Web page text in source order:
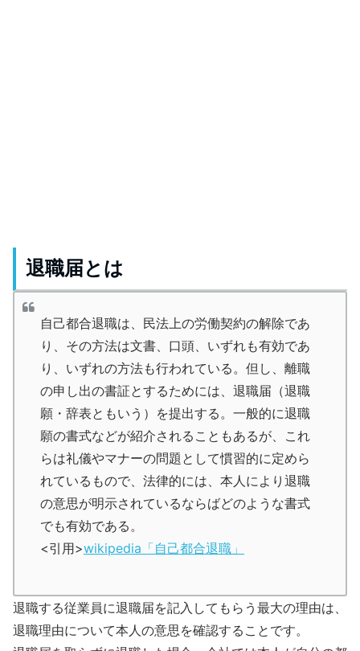
退職届とは
自己都合退職は、民法上の労働契約の解除であ
り、その方法は文書、口頭、いずれも有効であ
り、いずれの方法も行われている。但し、離職
の申し出の書証とするためには、退職届（退職
願・辞表ともいう）を提出する。一般的に退職
願の書式などが紹介されることもあるが、これ
らは礼儀やマナーの問題として慣習的に定めら
れているもので、法律的には、本人により退職
の意思が明示されているならばどのような書式
でも有効である。
<引用>wikipedia「自己都合退職」
退職する従業員に退職届を記入してもらう最大の理由は、
退職理由について本人の意思を確認することです。